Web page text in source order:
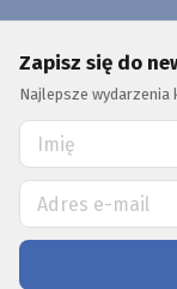
Zapisz się do
Najlepsze